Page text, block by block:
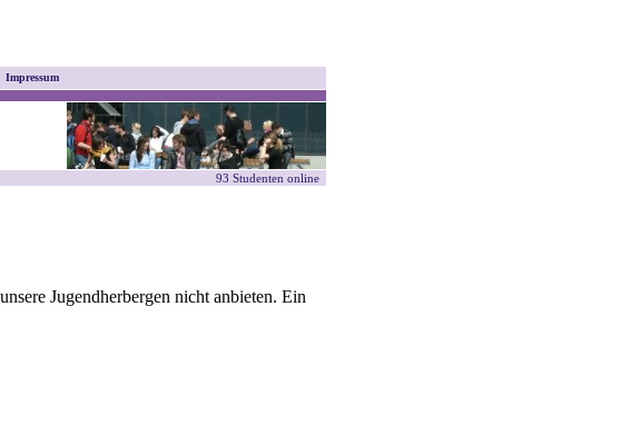
Impressum
93 Studenten online
Jugendherbergen nicht anbieten. Ein